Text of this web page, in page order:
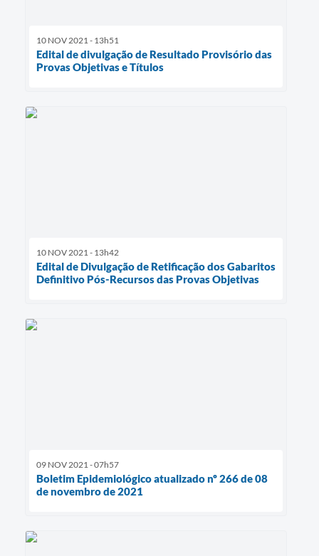
10 NOV 2021 - 13h51
Edital de divulgação de Resultado Provisório das
Provas Objetivas e Títulos
10 NOV 2021 - 13h42
Edital de Divulgação de Retificação dos Gabaritos
Definitivo Pós-Recursos das Provas Objetivas
09 NOV 2021 - 07h57
Boletim Epidemiológico atualizado nº 266 de 08
de novembro de 2021